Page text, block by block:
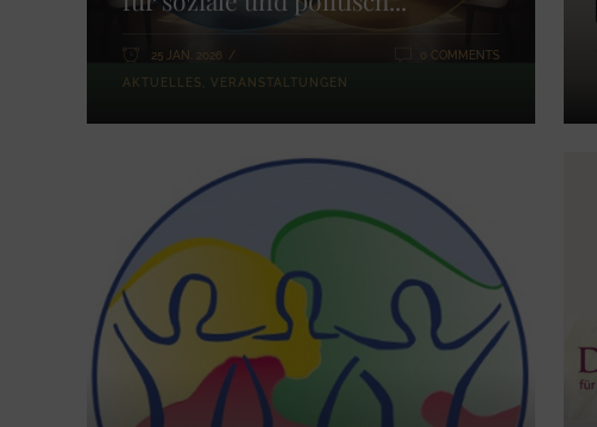
25 JAN. 2026
AKTUELLES VERANSTALTUNGEN
0 COMMENTS